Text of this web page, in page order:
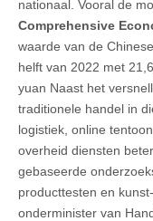
nationaal. Vooral de
Comprehensive
waarde van de
helft van 2022 met
yuan Naast het
traditionele handel in
logistiek, online
overheid diensten
gebaseerde
producttesten en
onderminister van